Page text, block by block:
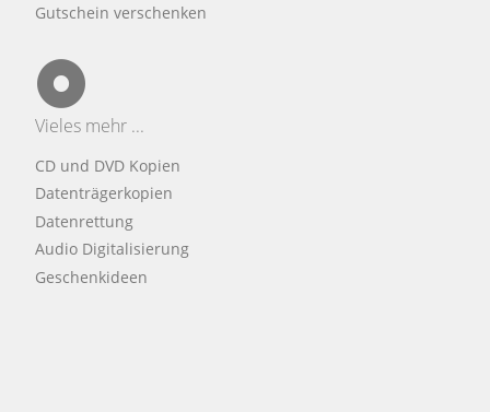
Gutschein verschenken
Vieles mehr ...
CD und DVD Kopien
Datenträgerkopien
Datenrettung
Audio Digitalisierung
Geschenkideen